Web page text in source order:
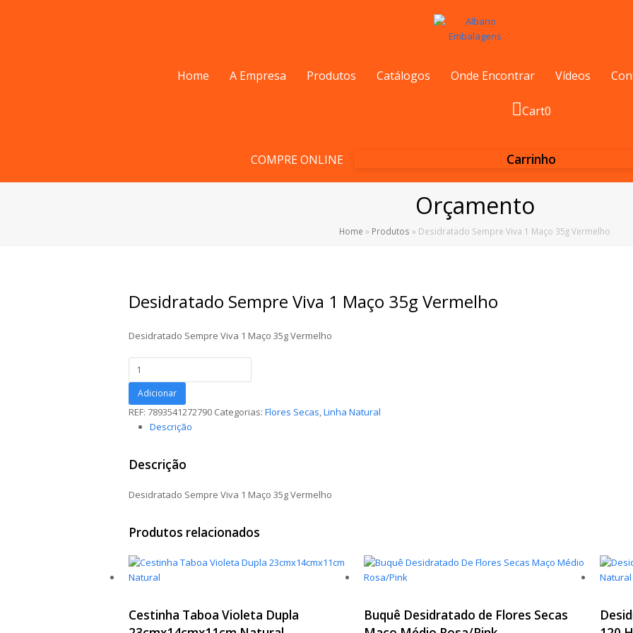
Home A Empresa Produtos Catálogos Onde Encontrar Vídeos
COMPRE ONLINE
Cart0
Carrinho
Orçamento
Home » Produtos » Desidratado Sempre Viva 1 Maço 35g Vermelho
Desidratado Sempre Viva 1 Maço 35g Vermelho
Desidratado Sempre Viva 1 Maço 35g Vermelho
Desidratado
Sempre
Viva
1
Maço
quantidade
Adicionar
REF: 7893541272790 Categorias: Flores Secas,Linha Natural
Descrição
Descrição
Desidratado Sempre Viva 1 Maço 35g Vermelho
Produtos relacionados
Cestinha Taboa Violeta Dupla
Buquê Desidratado de Flores Secas